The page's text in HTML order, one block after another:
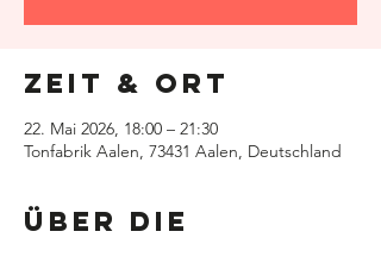
Zeit & Ort
22. Mai 2026, 18:00 – 21:30
Tonfabrik Aalen, 73431 Aalen, Deutschland
Über die